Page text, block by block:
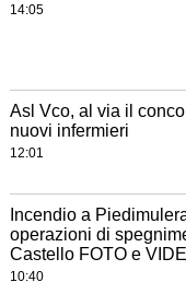
14:05
Asl Vco, al via il
nuovi infermieri
12:01
Incendio a
operazioni di
Castello FOTO e
10:40